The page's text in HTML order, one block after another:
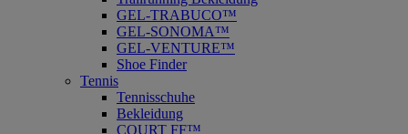
GEL-TRABUCO™
GEL-SONOMA™
GEL-VENTURE™
Shoe Finder
Tennis
Tennisschuhe
Bekleidung
COURT FF™